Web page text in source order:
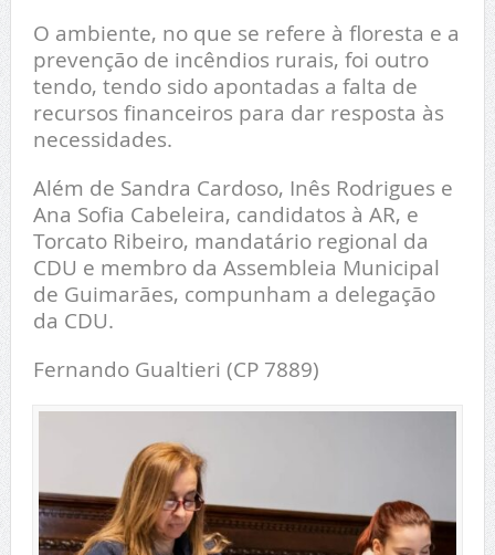
O ambiente, no que se refere à floresta e a
prevenção de incêndios rurais, foi outro
tendo, tendo sido apontadas a falta de
recursos financeiros para dar resposta às
necessidades.
Além de Sandra Cardoso, Inês Rodrigues e
Ana Sofia Cabeleira, candidatos à AR, e
Torcato Ribeiro, mandatário regional da
CDU e membro da Assembleia Municipal
de Guimarães, compunham a delegação
da CDU.
Fernando Gualtieri (CP 7889)